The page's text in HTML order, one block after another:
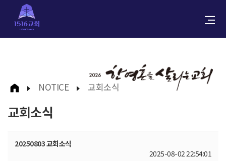
NOTICE 교회소식
교회소식
20250803 교회소식
2025-08-02 22:54:01